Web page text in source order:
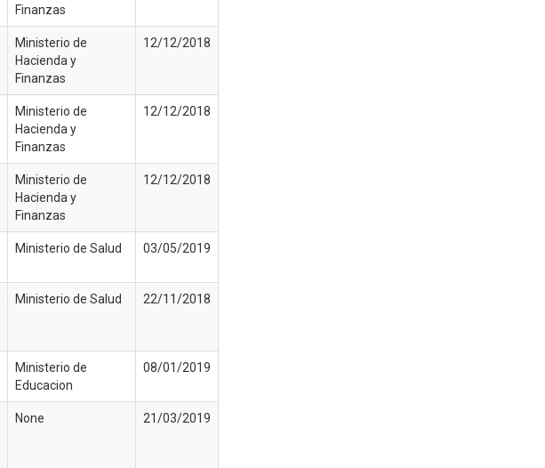
Finanzas
Ministerio de
Hacienda y
Finanzas
12/12/2018
Ministerio de
Hacienda y
Finanzas
12/12/2018
Ministerio de
Hacienda y
Finanzas
12/12/2018
Ministerio de Salud 03/05/2019
Ministerio de Salud 22/11/2018
Ministerio de
Educacion
08/01/2019
None 21/03/2019